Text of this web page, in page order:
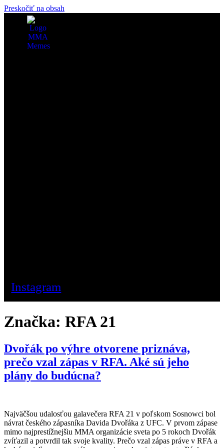
Preskočiť na obsah
Instagram
Značka: RFA 21
Dvořák po výhre otvorene priznáva,
prečo vzal zápas v RFA. Aké sú jeho
plány do budúcna?
Najväčšou udalosťou galavečera RFA 21 v poľskom Sosnowci bol
návrat českého zápasníka Davida Dvořáka z UFC. V prvom zápase
mimo najprestížnejšiu MMA organizácie sveta po 5 rokoch Dvořák
zvíťazil a potvrdil tak svoje kvality. Prečo vzal zápas práve v RFA a